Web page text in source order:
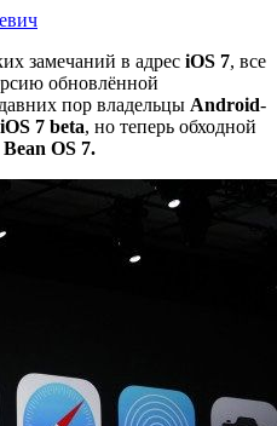
замечаний в адрес iOS 7, все
обновлённой
пор владельцы Android-
iOS 7 beta, но теперь обходной
OS 7.